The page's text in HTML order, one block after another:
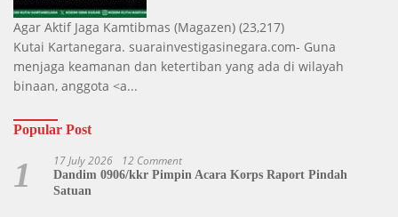
Agar Aktif Jaga Kamtibmas (Magazen) (23,217)
Kutai Kartanegara. suarainvestigasinegara.com- Guna
menjaga keamanan dan ketertiban yang ada di wilayah
binaan, anggota <a...
Popular Post
1 17 July 2026 12 Comment
Dandim 0906/kkr Pimpin Acara Korps Raport Pindah
Satuan